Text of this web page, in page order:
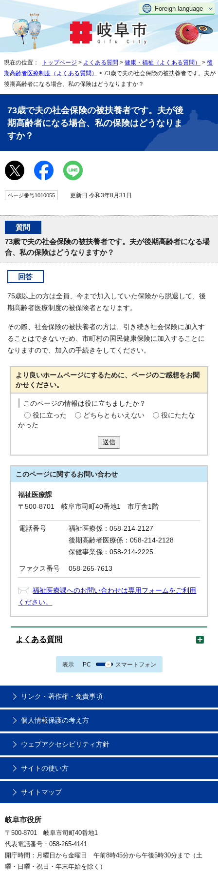
Foreign language
現在の位置： トップページ > よくある質問 > 健康・福祉（よくある質問） > 後
期高齢者医療制度（よくある質問）
> 73歳で夫の社会保険の被扶養者です。夫が
後期高齢者になる場合、私の保険はどうなりますか？
73歳で夫の社会保険の被扶養者です。夫が後
期高齢者になる場合、私の保険はどうなりま
すか？
ページ番号1010055 更新日 令和3年8月31日
質問
73歳で夫の社会保険の被扶養者です。夫が後期高齢者になる場
合、私の保険はどうなりますか？
回答
75歳以上の方は全員、今まで加入していた保険から脱退して、後
期高齢者医療制度の被保険者となります。
その際、社会保険の被扶養者の方は、引き続き社会保険に加入す
ることはできないため、市町村の国民健康保険に加入することに
なりますので、加入の手続きをしてください。
より良いホームページにするために、ページのご感想をお聞
かせください。
このページの情報は役に立ちましたか？
役に立った
どちらともいえない
役にたたな
かった
送信
このページに関するお問い合わせ
福祉医療課
〒500-8701 岐阜市司町40番地1 市庁舎1階
電話番号
福祉医療係：058-214-2127
後期高齢者医療係：058-214-2128
保健事業係：058-214-2225
ファクス番号 058-265-7613
福祉医療課へのお問い合わせは専用フォームをご利用
ください。
よくある質問
表示 PC スマートフォン
リンク・著作権・免責事項
個人情報保護の考え方
ウェブアクセシビリティ方針
サイトの使い方
サイトマップ
岐阜市役所
〒500-8701 岐阜市司町40番地1
代表電話番号：058-265-4141
開庁時間：月曜日から金曜日 午前8時45分から午後5時30分まで（土
曜・日曜・祝日・年末年始を除く）